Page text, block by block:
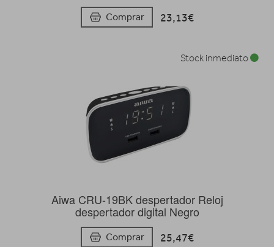
Comprar 23,13€
Aiwa CRU-19BK despertador Reloj
despertador digital Negro
Comprar 25,47€
Stock inmediato